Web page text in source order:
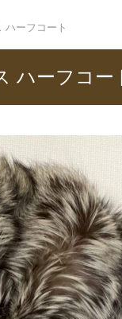
ハーフコート
ハーフコー